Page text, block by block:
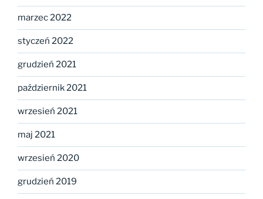
marzec 2022
styczeń 2022
grudzień 2021
październik 2021
wrzesień 2021
maj 2021
wrzesień 2020
grudzień 2019